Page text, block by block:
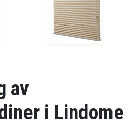
av
i Lindome